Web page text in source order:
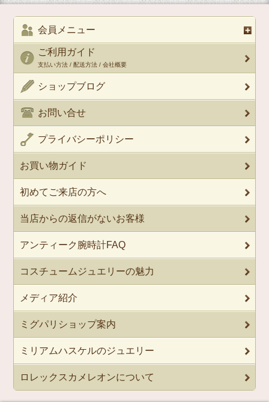
会員メニュー
ご利用ガイド
支払い方法 / 配送方法 / 会社概要
ショップブログ
お問い合せ
プライバシーポリシー
お買い物ガイド
初めてご来店の方へ
当店からの返信がないお客様
アンティーク腕時計FAQ
コスチュームジュエリーの魅力
メディア紹介
ミグパリショップ案内
ミリアムハスケルのジュエリー
ロレックスカメレオンについて